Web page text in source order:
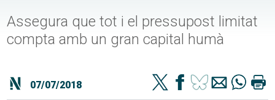
Assegura que tot i el pressupost limitat
compta amb un gran capital humà
07/07/2018